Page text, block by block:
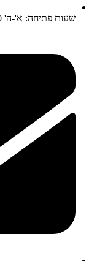
שעות פתיחה: א'-ה' 8:00-16:30